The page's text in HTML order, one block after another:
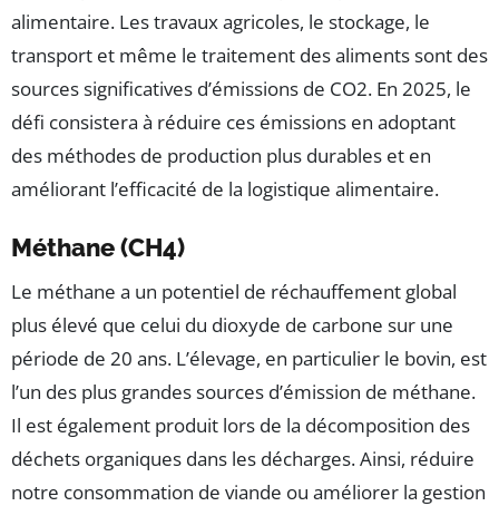
alimentaire. Les travaux agricoles, le stockage, le
transport et même le traitement des aliments sont des
sources significatives d’émissions de CO2. En 2025, le
défi consistera à réduire ces émissions en adoptant
des méthodes de production plus durables et en
améliorant l’efficacité de la logistique alimentaire.
Méthane (CH4)
Le méthane a un potentiel de réchauffement global
plus élevé que celui du dioxyde de carbone sur une
période de 20 ans. L’élevage, en particulier le bovin, est
l’un des plus grandes sources d’émission de méthane.
Il est également produit lors de la décomposition des
déchets organiques dans les décharges. Ainsi, réduire
notre consommation de viande ou améliorer la gestion